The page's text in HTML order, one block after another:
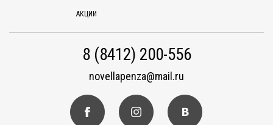
АКЦИИ
8 (8412) 200-556
novellapenza@mail.ru